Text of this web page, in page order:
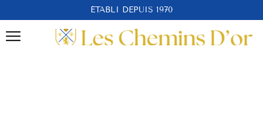
ÉTABLI DEPUIS 1970